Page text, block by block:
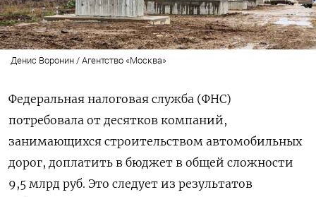
Денис Воронин / Агентство «Москва»
Федеральная налоговая служба (ФНС)
потребовала от десятков компаний,
занимающихся строительством автомобильных
дорог, доплатить в бюджет в общей сложности
9,5 млрд руб. Это следует из результатов